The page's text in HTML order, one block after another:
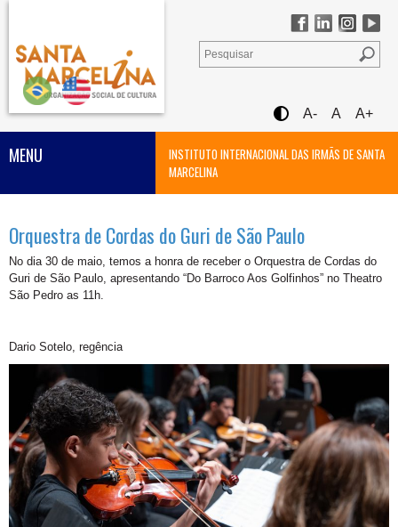
A- A A+
INSTITUTO INTERNACIONAL DAS IRMÃS DE SANTA
MARCELINA
MENU
Orquestra de Cordas do Guri de São Paulo
No dia 30 de maio, temos a honra de receber o Orquestra de Cordas do
Guri de São Paulo, apresentando “Do Barroco Aos Golfinhos” no Theatro
São Pedro as 11h.
Dario Sotelo, regência